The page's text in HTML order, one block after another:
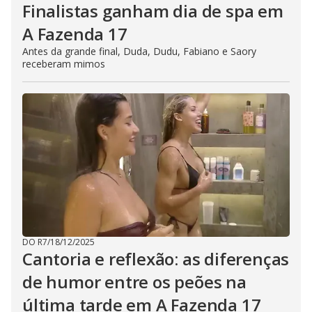
Finalistas ganham dia de spa em
A Fazenda 17
Antes da grande final, Duda, Dudu, Fabiano e Saory
receberam mimos
DO R7/18/12/2025
Cantoria e reflexão: as diferenças
de humor entre os peões na
última tarde em A Fazenda 17